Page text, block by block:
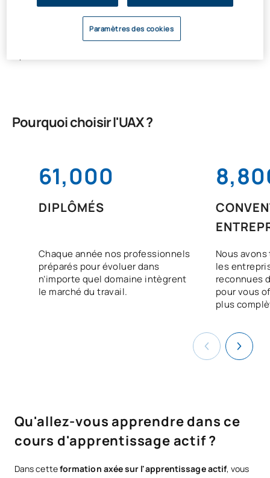
Les étudiants qui souhaitent suivre cette micro-formation
pourront demander une bourse Santander et obtenir jusqu'à
100 % du financement du montant des frais d'inscription (300
Pourquoi choisir l'UAX ?
61,000
DIPLÔMÉS
Chaque année nos professionnels
préparés pour évoluer dans
n’importe quel domaine intègrent
le marché du travail.
Nous
les
reconnues
pour vous
plus
Qu'allez-vous apprendre dans ce
cours d'apprentissage actif ?
Dans cetteformation axée sur l'apprentissage actif, vous
Paramètres des cookies